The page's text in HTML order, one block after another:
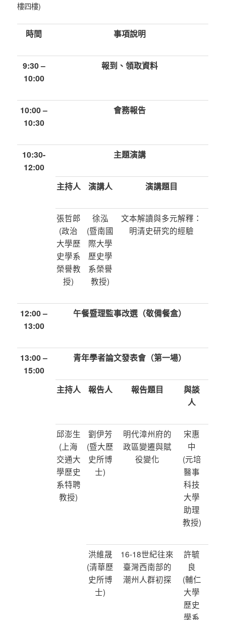
樓四樓)
時間 事項說明
9:30 –
10:00
報到、領取資料
10:00 –
10:30
會務報告
10:30-
12:00
主題演講
主持人 演講人 演講題目
張哲郎
(政治
大學歷
史學系
榮譽教
授)
徐泓
(暨南國
際大學
歷史學
系榮譽
教授)
文本解讀與多元解釋：
明清史研究的經驗
12:00 –
13:00
午餐暨理監事改選（敬備餐盒）
13:00 –
15:00
青年學者論文發表會（第一場）
主持人 報告人 報告題目
與談
人
邱澎生
(上海
交通大
學歷史
系特聘
教授)
劉伊芳
(暨大歷
史所博
士)
明代漳州府的
政區變遷與賦
役變化
宋惠
中
(元培
醫事
科技
大學
助理
教授)
洪維晟
(清華歷
史所博
士)
16-18世紀往來
臺灣西南部的
潮州人群初探
許毓
良
(輔仁
大學
歷史
學系